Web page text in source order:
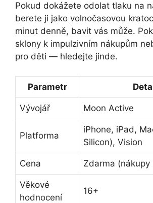
Pokud dokážete odolat tlaku na
berete ji jako volnočasovou
minut denně, bavit vás může.
sklony k impulzivním nákupům
pro děti — hledejte jinde.
Parametr
Vývojář Moon Active
Platforma
iPhone, iPad,
Silicon), Vision
Cena Zdarma (nákupy
Věkové
hodnocení
16+